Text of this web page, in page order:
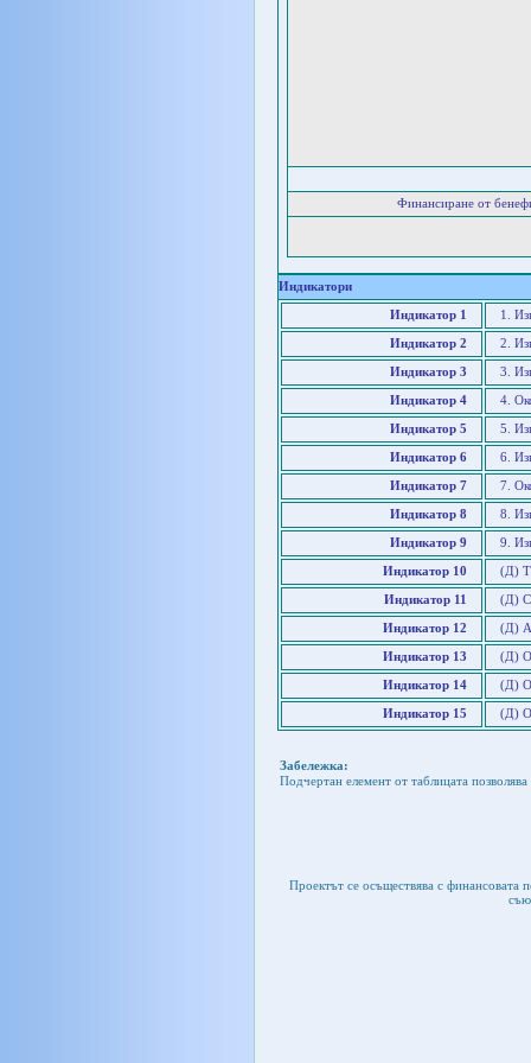
Финансиране от
Индикатори
Индикатор 1 1.
Индикатор 2 2.
Индикатор 3 3.
Индикатор 4 4.
Индикатор 5 5.
Индикатор 6 6.
Индикатор 7 7.
Индикатор 8 8.
Индикатор 9 9.
Индикатор 10 (Д)
Индикатор 11 (Д)
Индикатор 12 (Д)
Индикатор 13 (Д)
Индикатор 14 (Д)
Индикатор 15 (Д)
Забележка:
Подчертан елемент от таблицата
Проектът се осъществява с финансовата